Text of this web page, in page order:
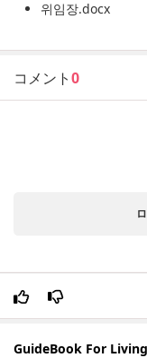
위임장.docx
コメント0
GuideBook For